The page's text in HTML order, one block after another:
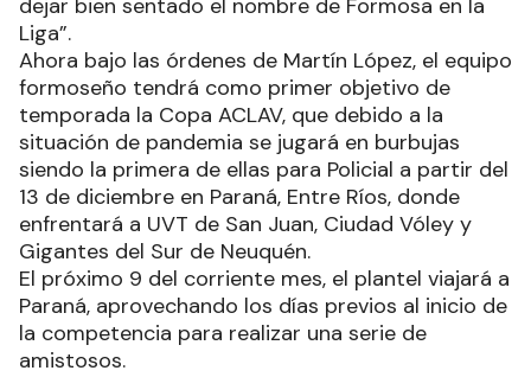
dejar bien sentado el nombre de Formosa en la
Liga”.
Ahora bajo las órdenes de Martín López, el equipo
formoseño tendrá como primer objetivo de
temporada la Copa ACLAV, que debido a la
situación de pandemia se jugará en burbujas
siendo la primera de ellas para Policial a partir del
13 de diciembre en Paraná, Entre Ríos, donde
enfrentará a UVT de San Juan, Ciudad Vóley y
Gigantes del Sur de Neuquén.
El próximo 9 del corriente mes, el plantel viajará a
Paraná, aprovechando los días previos al inicio de
la competencia para realizar una serie de
amistosos.